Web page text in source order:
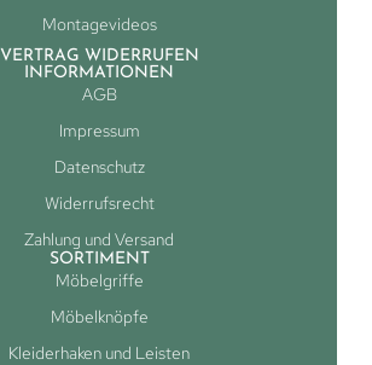
Montagevideos
VERTRAG WIDERRUFEN
INFORMATIONEN
AGB
Impressum
Datenschutz
Widerrufsrecht
Zahlung und Versand
SORTIMENT
Möbelgriffe
Möbelknöpfe
Kleiderhaken und Leisten